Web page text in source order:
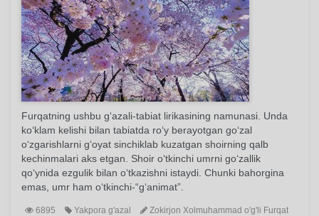
Furqatning ushbu g‘azali-tabiat lirikasining namunasi. Unda
ko‘klam kelishi bilan tabiatda ro‘y berayotgan go‘zal
o‘zgarishlarni g‘oyat sinchiklab kuzatgan shoirning qalb
kechinmalari aks etgan. Shoir o‘tkinchi umrni go‘zallik
qo‘ynida ezgulik bilan o‘tkazishni istaydi. Chunki bahorgina
emas, umr ham o‘tkinchi-“g‘animat”.
6895 Yakpora g'azal
Zokirjon Xolmuhammad o'g'li Furqat